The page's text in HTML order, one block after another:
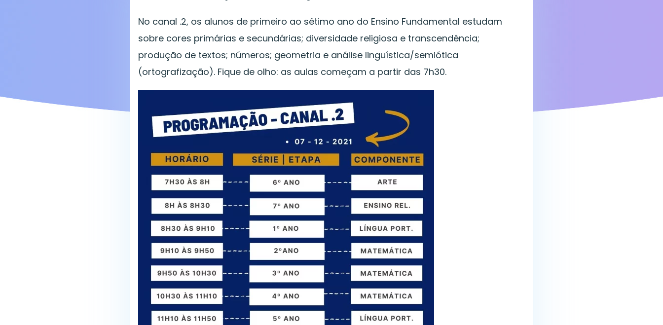
No canal .2, os alunos de primeiro ao sétimo ano do Ensino Fundamental estudam
sobre cores primárias e secundárias; diversidade religiosa e transcendência;
produção de textos; números; geometria e análise linguística/semiótica
(ortografização). Fique de olho: as aulas começam a partir das 7h30.